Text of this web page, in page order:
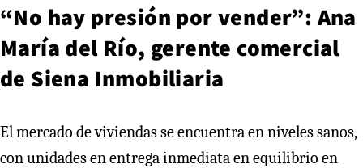
“No hay presión por vender”: Ana
María del Río, gerente comercial
de Siena Inmobiliaria
El mercado de viviendas se encuentra en niveles sanos,
con unidades en entrega inmediata en equilibrio en